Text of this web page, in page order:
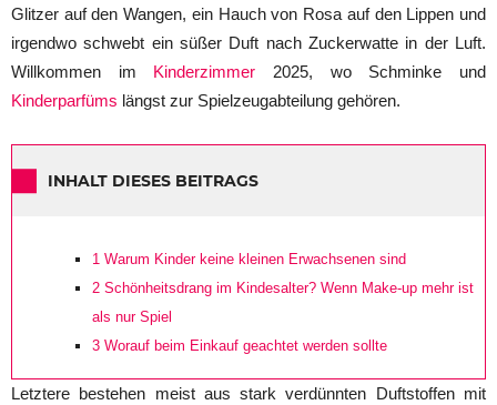
Glitzer auf den Wangen, ein Hauch von Rosa auf den Lippen und
irgendwo schwebt ein süßer Duft nach Zuckerwatte in der Luft.
Willkommen im Kinderzimmer 2025, wo Schminke und
Kinderparfüms längst zur Spielzeugabteilung gehören.
INHALT DIESES BEITRAGS
1 Warum Kinder keine kleinen Erwachsenen sind
2 Schönheitsdrang im Kindesalter? Wenn Make-up mehr ist
als nur Spiel
3 Worauf beim Einkauf geachtet werden sollte
Letztere bestehen meist aus stark verdünnten Duftstoffen mit